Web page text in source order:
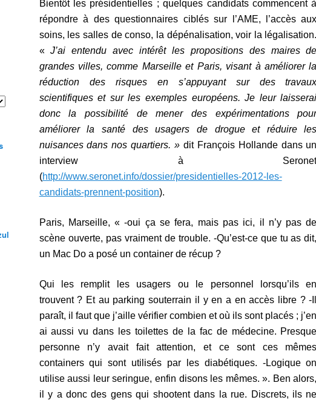
Bientôt les présidentielles ; quelques candidats commencent à
répondre à des questionnaires ciblés sur l’AME, l’accès aux
soins, les salles de conso, la dépénalisation, voir la légalisation.
«J’ai entendu avec intérêt les propositions des maires de
grandes villes, comme Marseille et Paris, visant à améliorer la
réduction des risques en s’appuyant sur des
scientifiques et sur les exemples européens. Je leur laisserai
donc la possibilité de mener des expérimentations
améliorer la santé des usagers de drogue et réduire les
nuisances dans nos quartiers. » dit François Hollande dans un
interview à
(http://www.seronet.info/dossier/presidentielles-2012-les-
candidats-prennent-position).
Paris, Marseille, « -oui ça se fera, mais pas ici, il n’y pas de
scène ouverte, pas vraiment de trouble. -Qu’est-ce que tu as dit,
un Mac Do a posé un container de récup ?
Qui les remplit les usagers ou le personnel lorsqu’ils en
trouvent ? Et au parking souterrain il y en a en accès libre ? -Il
paraît, il faut que j’aille vérifier combien et où ils sont placés ; j’en
ai aussi vu dans les toilettes de la fac de médecine. Presque
personne n’y avait fait attention, et ce sont ces mêmes
containers qui sont utilisés par les diabétiques. -Logique on
utilise aussi leur seringue, enfin disons les mêmes. ». Ben alors,
il y a donc des gens qui shootent dans la rue. Discrets, ils ne